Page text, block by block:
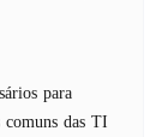
para
comuns das TI